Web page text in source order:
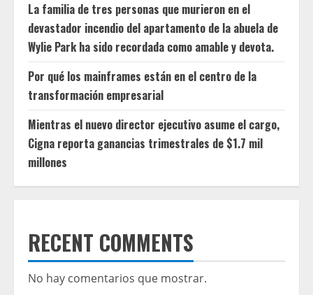
La familia de tres personas que murieron en el
devastador incendio del apartamento de la abuela de
Wylie Park ha sido recordada como amable y devota.
Por qué los mainframes están en el centro de la
transformación empresarial
Mientras el nuevo director ejecutivo asume el cargo,
Cigna reporta ganancias trimestrales de $1.7 mil
millones
RECENT COMMENTS
No hay comentarios que mostrar.